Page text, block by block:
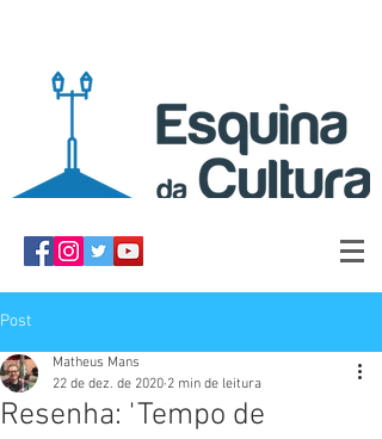
Post
Resenha: 'Tempo de
Matheus Mans
22 de dez. de 2020 2 min de leitura